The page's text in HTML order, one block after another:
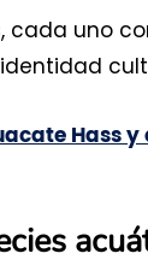
uno
Hass